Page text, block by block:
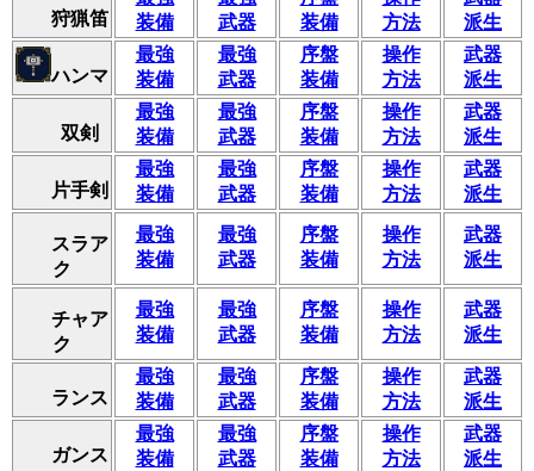
狩猟笛
装備
武器
装備
方法
派生
ハンマ
最強
装備
最強
武器
序盤
装備
操作
方法
武器
派生
双剣
最強
装備
最強
武器
序盤
装備
操作
方法
武器
派生
片手剣
最強
装備
最強
武器
序盤
装備
操作
方法
武器
派生
スラア
ク
最強
装備
最強
武器
序盤
装備
操作
方法
武器
派生
チャア
ク
最強
装備
最強
武器
序盤
装備
操作
方法
武器
派生
ランス
最強
装備
最強
武器
序盤
装備
操作
方法
武器
派生
ガンス
最強
装備
最強
武器
序盤
装備
操作
方法
武器
派生